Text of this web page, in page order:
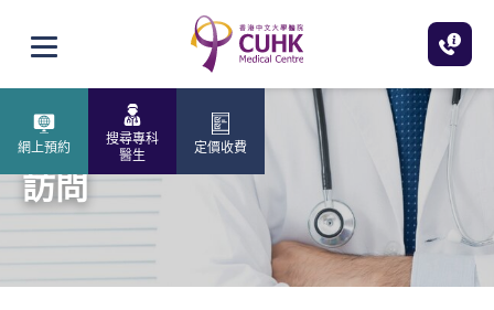
打開選單
網上預約
搜尋專科
醫生
定價收費
訪問